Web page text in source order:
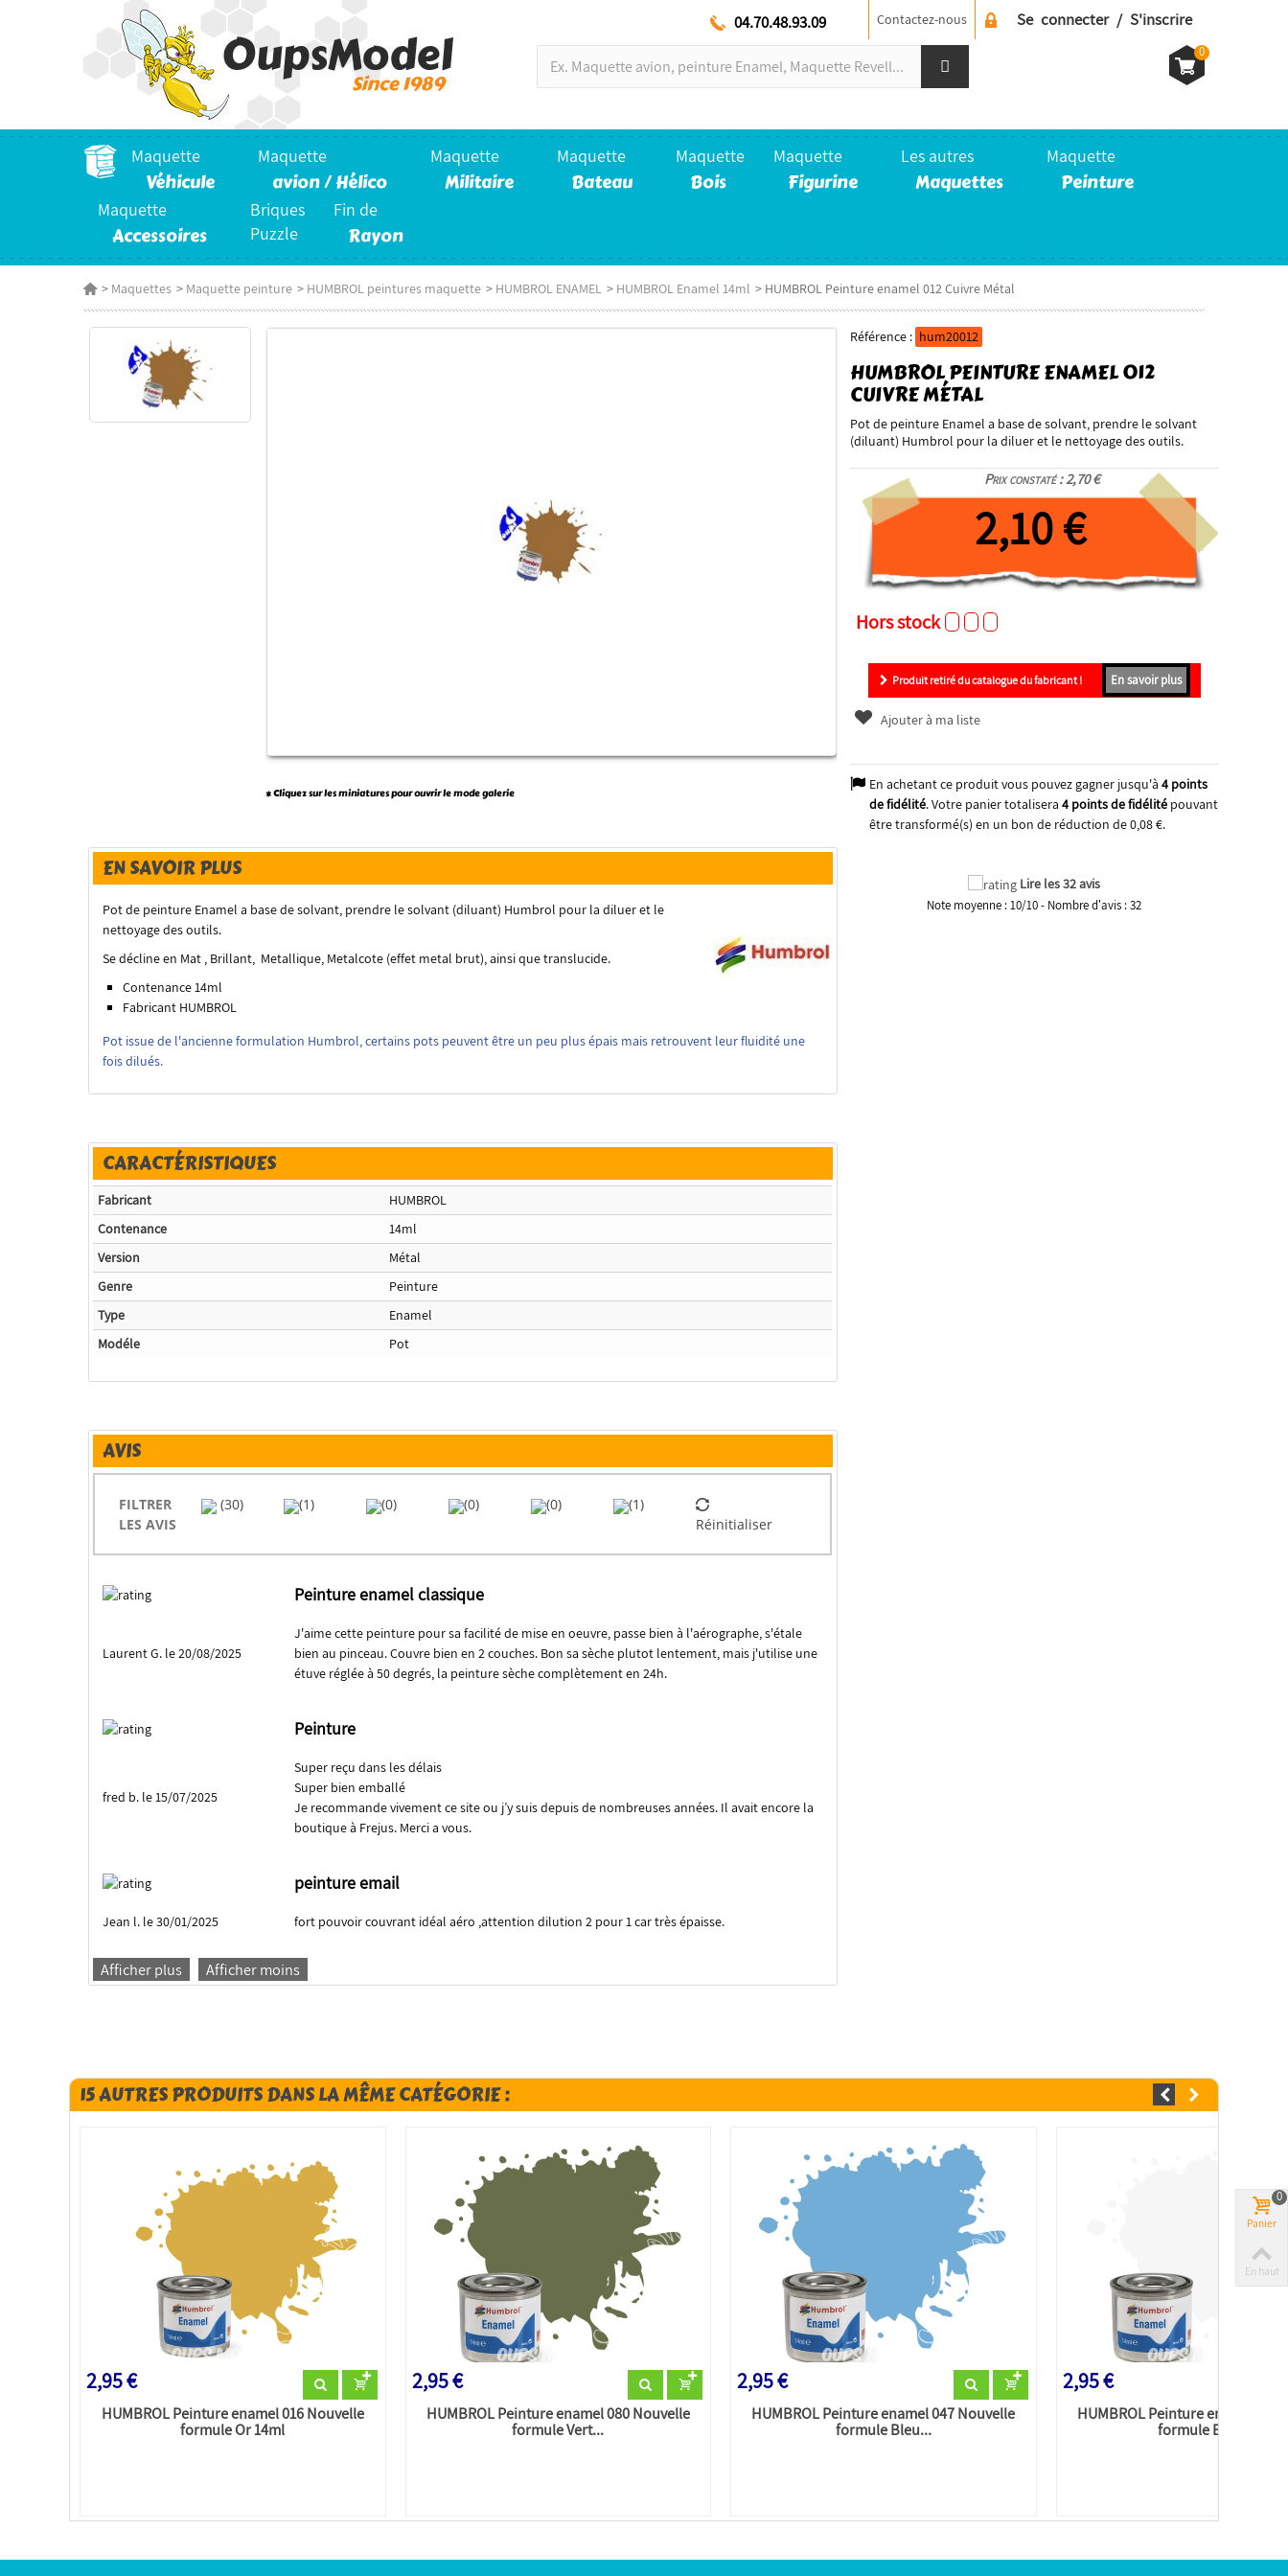
Se connecter / S'inscrire
Contactez-nous
04.70.48.93.09
0
Maquette
Véhicule
Maquette
avion / Hélico
Maquette
Militaire
Maquette
Bateau
Maquette
Bois
Maquette
Figurine
Les autres
Maquettes
Maquette
Peinture
Maquette
Accessoires
Briques
Puzzle
Fin de
Rayon
> Maquettes > Maquette peinture > HUMBROL peintures maquette > HUMBROL ENAMEL > HUMBROL Enamel 14ml > HUMBROL Peinture enamel 012 Cuivre Métal
Référence : hum20012
HUMBROL PEINTURE ENAMEL 012
CUIVRE MÉTAL
Pot de peinture Enamel a base de solvant, prendre le solvant
(diluant) Humbrol pour la diluer et le nettoyage des outils.
Prix constaté : 2,70 €
2,10 €
Hors stock
Produit retiré du catalogue du fabricant ! En savoir plus
Ajouter à ma liste
En achetant ce produit vous pouvez gagner jusqu'à 4points
de fidélité. Votre panier totalisera 4points de fidélitépouvant
être transformé(s) en un bon de réduction de0,08 €.
Lire les 32 avis
Note moyenne :10/10- Nombre d'avis :32
* Cliquez sur les miniatures pour ouvrir le mode galerie
EN SAVOIR PLUS
Pot de peinture Enamel a base de solvant, prendre le solvant (diluant) Humbrol pour la diluer et le
nettoyage des outils.
Se décline en Mat , Brillant, Metallique, Metalcote (effet metal brut), ainsi que translucide.
Contenance 14ml
Fabricant HUMBROL
Pot issue de l'ancienne formulation Humbrol, certains pots peuvent être un peu plus épais mais retrouvent leur fluidité une
fois dilués.
CARACTÉRISTIQUES
Fabricant
HUMBROL
Contenance
14ml
Version
Métal
Genre
Peinture
Type
Enamel
Modéle
Pot
AVIS
FILTRER
LES AVIS
(30) (1) (0) (0) (0)
(1)
Réinitialiser
Peinture enamel classique
Laurent G. le 20/08/2025
J'aime cette peinture pour sa facilité de mise en oeuvre, passe bien à l'aérographe, s'étale
bien au pinceau. Couvre bien en 2 couches. Bon sa sèche plutot lentement, mais j'utilise une
étuve réglée à 50 degrés, la peinture sèche complètement en 24h.
Peinture
fred b. le 15/07/2025
Super reçu dans les délais
Super bien emballé
Je recommande vivement ce site ou j’y suis depuis de nombreuses années. Il avait encore la
boutique à Frejus. Merci a vous.
peinture email
Jean l. le 30/01/2025 fort pouvoir couvrant idéal aéro ,attention dilution 2 pour 1 car très épaisse.
Afficher plus Afficher moins
15 AUTRES PRODUITS DANS LA MÊME CATÉGORIE :
2,95 €
HUMBROL Peinture enamel 016 Nouvelle
formule Or 14ml
2,95 €
HUMBROL Peinture enamel 080 Nouvelle
formule Vert...
2,95 €
HUMBROL Peinture enamel 047 Nouvelle
formule Bleu...
2,95 €
HUMBROL Peinture enamel 034
formule Blanc...
Panier
0
En haut